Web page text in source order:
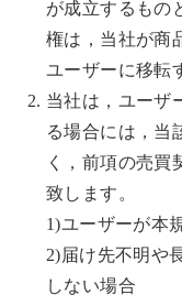
が成立するもの
権は，当社が商
ユーザーに移転
当社は，ユーザ
る場合には，当
く，前項の売買
致します。
1)ユーザーが本
2)届け先不明や
しない場合